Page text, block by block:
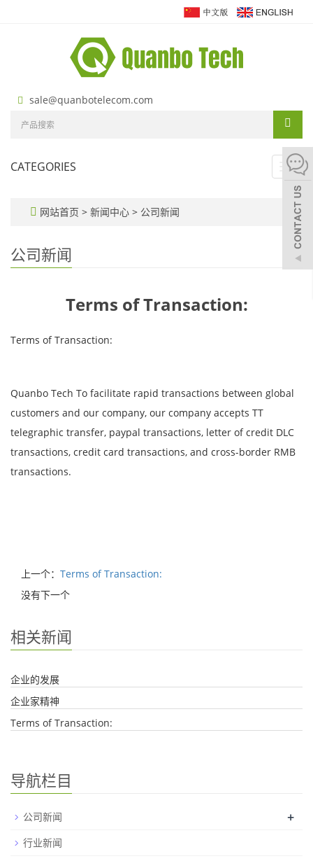
sale@quanbotelecom.com
CATEGORIES
网站首页 > 新闻中心 > 公司新闻
公司新闻
Terms of Transaction:
Terms of Transaction:
Quanbo Tech To facilitate rapid transactions between global
customers and our company, our company accepts TT
telegraphic transfer, paypal transactions, letter of credit DLC
transactions, credit card transactions, and cross-border RMB
transactions.
上一个： Terms of Transaction: ​
没有下一个
相关新闻
企业的发展
企业家精神
Terms of Transaction: ​
导航栏目
公司新闻 +
行业新闻